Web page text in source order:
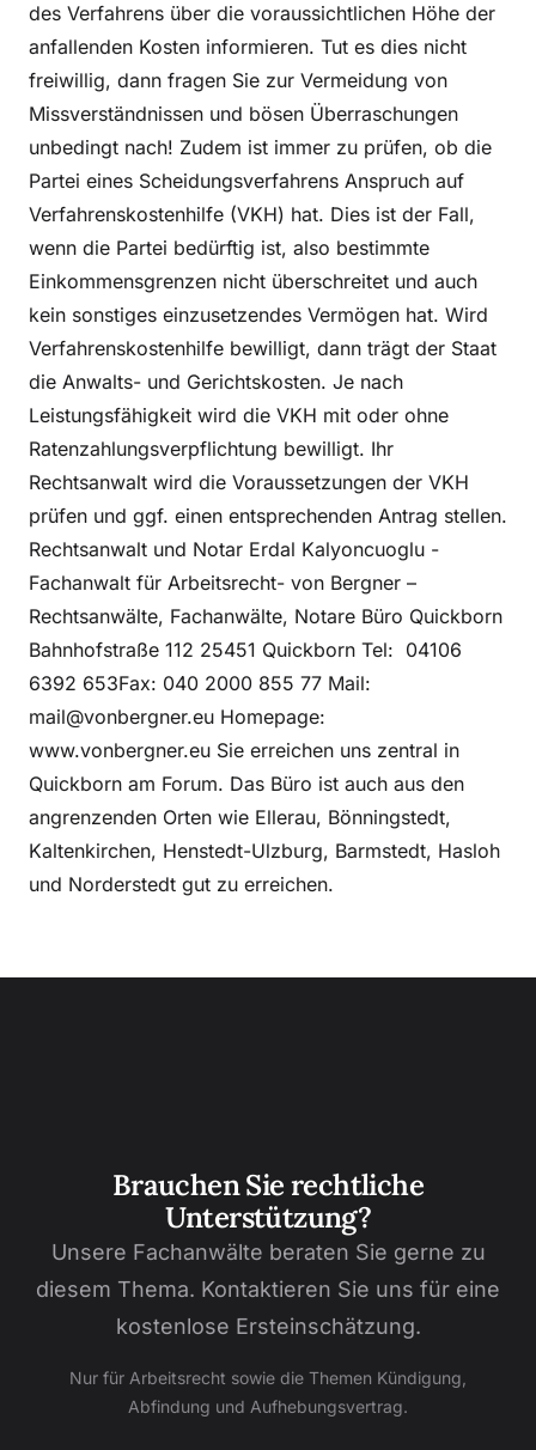
des Verfahrens über die voraussichtlichen Höhe der
anfallenden Kosten informieren. Tut es dies nicht
freiwillig, dann fragen Sie zur Vermeidung von
Missverständnissen und bösen Überraschungen
unbedingt nach! Zudem ist immer zu prüfen, ob die
Partei eines Scheidungsverfahrens Anspruch auf
Verfahrenskostenhilfe (VKH) hat. Dies ist der Fall,
wenn die Partei bedürftig ist, also bestimmte
Einkommensgrenzen nicht überschreitet und auch
kein sonstiges einzusetzendes Vermögen hat. Wird
Verfahrenskostenhilfe bewilligt, dann trägt der Staat
die Anwalts- und Gerichtskosten. Je nach
Leistungsfähigkeit wird die VKH mit oder ohne
Ratenzahlungsverpflichtung bewilligt. Ihr
Rechtsanwalt wird die Voraussetzungen der VKH
prüfen und ggf. einen entsprechenden Antrag stellen.
Rechtsanwalt und Notar Erdal Kalyoncuoglu -
Fachanwalt für Arbeitsrecht- von Bergner –
Rechtsanwälte, Fachanwälte, Notare Büro Quickborn
Bahnhofstraße 112 25451 Quickborn Tel: 04106
6392 653Fax: 040 2000 855 77 Mail:
mail@vonbergner.eu Homepage:
www.vonbergner.eu Sie erreichen uns zentral in
Quickborn am Forum. Das Büro ist auch aus den
angrenzenden Orten wie Ellerau, Bönningstedt,
Kaltenkirchen, Henstedt-Ulzburg, Barmstedt, Hasloh
und Norderstedt gut zu erreichen.
Brauchen Sie rechtliche
Unterstützung?
Unsere Fachanwälte beraten Sie gerne zu
diesem Thema. Kontaktieren Sie uns für eine
kostenlose Ersteinschätzung.
Nur für Arbeitsrecht sowie die Themen Kündigung,
Abfindung und Aufhebungsvertrag.